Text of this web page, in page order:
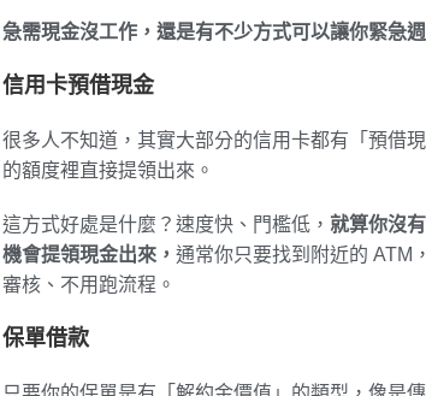
急需現金沒工作，還是有不少方式可以讓你緊急
信用卡預借現金
很多人不知道，其實大部分的信用卡都有「預借
的額度裡直接提領出來。
這方式好處是什麼？速度快、門檻低， 就算你沒
機會提領現金出來， 通常你只要找到附近的 ATM
審核、不用跑流程。
保單借款